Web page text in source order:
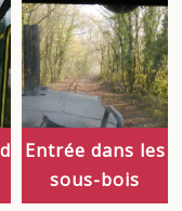
Entrée dans les
sous-bois